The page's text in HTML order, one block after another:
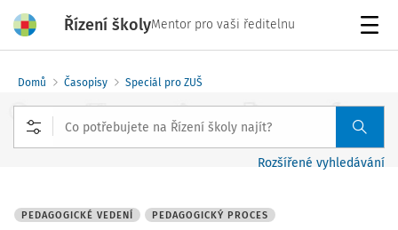
Řízení školyMentor pro vaši ředitelnu
Domů Časopisy Speciál pro ZUŠ
Rozšířené vyhledávání
PEDAGOGICKÉ VEDENÍ PEDAGOGICKÝ PROCES